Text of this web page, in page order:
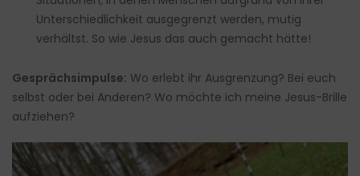
Unterschiedlichkeit ausgegrenzt werden, mutig
verhältst. So wie Jesus das auch gemacht hätte!
Gesprächsimpulse: Wo erlebt ihr Ausgrenzung? Bei euch
selbst oder bei Anderen? Wo möchte ich meine Jesus-Brille
aufziehen?